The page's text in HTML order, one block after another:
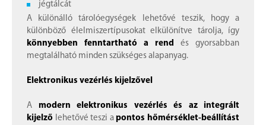
jégtálcát
A különálló tárolóegységek lehetővé teszik, hogy a
különböző élelmiszertípusokat elkülönítve tárolja, így
könnyebben fenntartható a rend
és gyorsabban
megtalálható minden szükséges alapanyag.
Elektronikus vezérlés kijelzővel
A modern elektronikus vezérlés és az integrált
kijelző lehetővé teszi apontos hőmérséklet-beállítást